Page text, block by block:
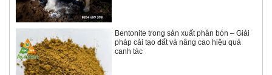
Bentonite trong sản xuất phân bón – Giải
pháp cải tạo đất và nâng cao hiệu quả
canh tác